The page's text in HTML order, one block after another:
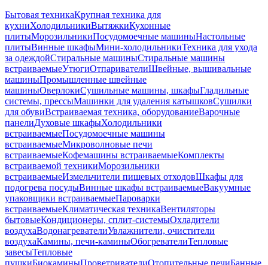
Бытовая техникаКрупная техника для
кухниХолодильникиВытяжкиКухонные
плитыМорозильникиПосудомоечные машиныНастольные
плитыВинные шкафыМини-холодильникиТехника для ухода
за одеждойСтиральные машиныСтиральные машины
встраиваемыеУтюгиОтпаривателиШвейные, вышивальные
машиныПромышленные швейные
машиныОверлокиСушильные машины, шкафыГладильные
системы, прессыМашинки для удаления катышковСушилки
для обувиВстраиваемая техника, оборудованиеВарочные
панелиДуховые шкафыХолодильники
встраиваемыеПосудомоечные машины
встраиваемыеМикроволновые печи
встраиваемыеКофемашины встраиваемыеКомплекты
встраиваемой техникиМорозильники
встраиваемыеИзмельчители пищевых отходовШкафы для
подогрева посудыВинные шкафы встраиваемыеВакуумные
упаковщики встраиваемыеПароварки
встраиваемыеКлиматическая техникаВентиляторы
бытовыеКондиционеры, сплит-системыОхладители
воздухаВодонагревателиУвлажнители, очистители
воздухаКамины, печи-каминыОбогревателиТепловые
завесыТепловые
пушкиБиокаминыПроветривателиОтопительные печиБанные